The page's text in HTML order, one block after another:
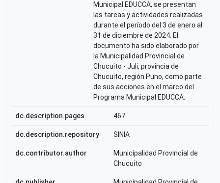
Municipal EDUCCA, se presentan
las tareas y actividades realizadas
durante el período del 3 de enero al
31 de diciembre de 2024. El
documento ha sido elaborado por
la Municipalidad Provincial de
Chucuito - Juli, provincia de
Chucuito, región Puno, como parte
de sus acciones en el marco del
Programa Municipal EDUCCA.
dc.description.pages 467
dc.description.repository SINIA
dc.contributor.author
Municipalidad Provincial de
Chucuito